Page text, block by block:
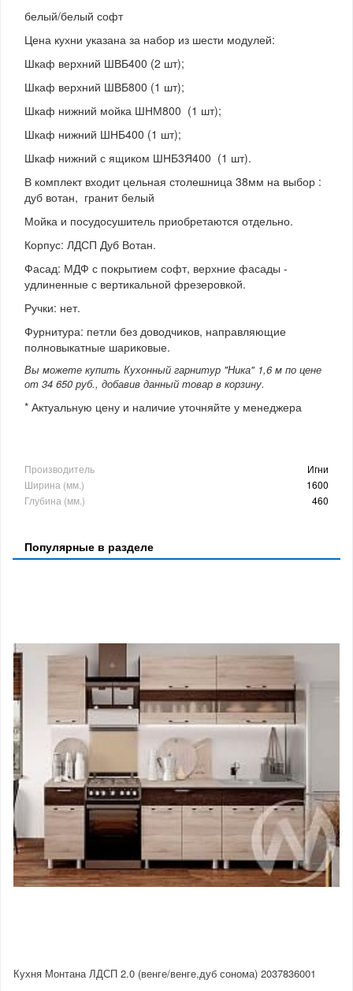
белый/белый софт
Цена кухни указана за набор из шести модулей:
Шкаф верхний ШВБ400 (2 шт);
Шкаф верхний ШВБ800 (1 шт);
Шкаф нижний мойка ШНМ800 (1 шт);
Шкаф нижний ШНБ400 (1 шт);
Шкаф нижний с ящиком ШНБ3Я400 (1 шт).
В комплект входит цельная столешница 38мм на выбор :
дуб вотан, гранит белый
Мойка и посудосушитель приобретаются отдельно.
Корпус: ЛДСП Дуб Вотан.
Фасад: МДФ с покрытием софт, верхние фасады -
удлиненные с вертикальной фрезеровкой.
Ручки: нет.
Фурнитура: петли без доводчиков, направляющие
полновыкатные шариковые.
Вы можете купить Кухонный гарнитур "Ника" 1,6 м по цене
от 34 650 руб., добавив данный товар в корзину.
* Актуальную цену и наличие уточняйте у менеджера
Производитель
Игни
Ширина (мм.)
1600
Глубина (мм.)
460
Популярные в разделе
Кухня Монтана ЛДСП 2.0 (венге/венге,дуб сонома) 2037836001